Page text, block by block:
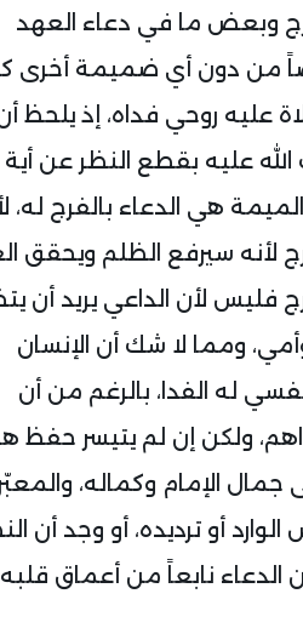
وبعض ما في دعاء العهد
من دون أي ضميمة أخرى
عليه روحي فداه، إذ يلحظ
الله عليه بقطع النظر عن أية
هي الدعاء بالفرج له،
لأنه سيرفع الظلم ويحقق
فليس لأن الداعي يريد أن
ومما لا شك أن الإنسان
له الفدا، بالرغم من أن
ولكن إن لم يتيسر حفظ
جمال الإمام وكماله،
أو ترديده، أو وجد أن
الدعاء نابعاً من أعماق قلبه